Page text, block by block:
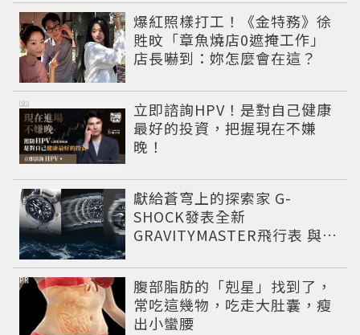
爆紅照樣打工！《金特務》徐
貹旼「章魚燒店0遮掩工作」
店長嚇到：妳怎麼會在這？
立即諮詢HPV！是對自己健康
最好的投資，把握現在不嫌
晚！
PR
獻給蒼穹上的探索家 G-
SHOCK發表全新
GRAVITYMASTER飛行表 與天
腹部脂肪的「剋星」找到了，
常吃這幾物，吃走大肚囊，瘦
出小蠻腰
PR